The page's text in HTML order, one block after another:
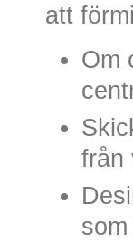
att
Om
från